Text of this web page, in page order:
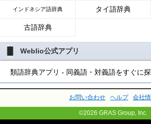
インドネシア語辞典 タイ語辞典
古語辞典
Weblio公式アプリ
類語辞典アプリ - 同義語・対義語をすぐに
お問い合わせ ヘルプ 会社
©2026 GRAS Group, Inc.